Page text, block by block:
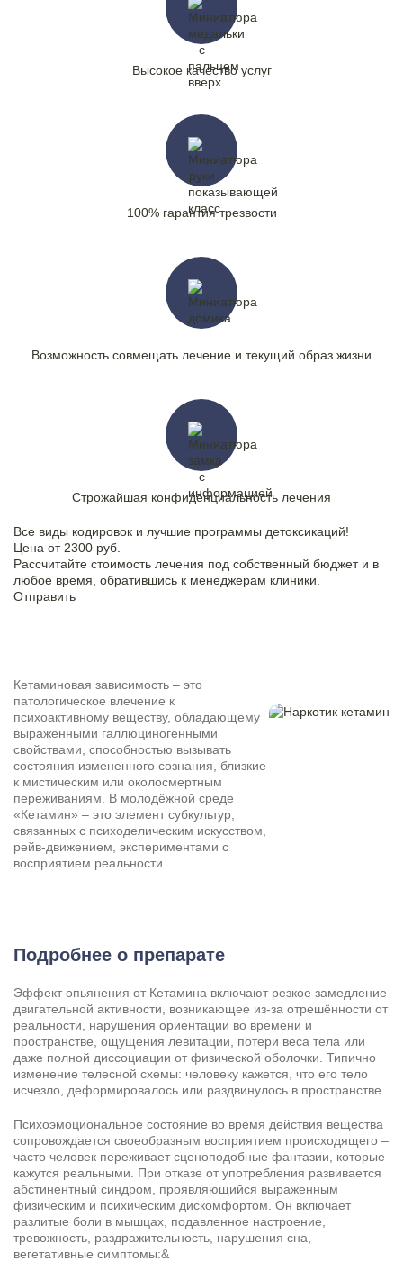
Высокое качество услуг
100% гарантия трезвости
Возможность совмещать лечение и текущий образ жизни
Строжайшая конфиденциальность лечения
Все виды кодировок и лучшие программы детоксикаций!
Цена от 2300 руб.
Рассчитайте стоимость лечения под собственный бюджет и в
любое время, обратившись к менеджерам клиники.
Отправить
Кетаминовая зависимость – это
патологическое влечение к
психоактивному веществу, обладающему
выраженными галлюциногенными
свойствами, способностью вызывать
состояния измененного сознания, близкие
к мистическим или околосмертным
переживаниям. В молодёжной среде
«Кетамин» – это элемент субкультур,
связанных с психоделическим искусством,
рейв-движением, экспериментами с
восприятием реальности.
Подробнее о препарате
Эффект опьянения от Кетамина включают резкое замедление
двигательной активности, возникающее из-за отрешённости от
реальности, нарушения ориентации во времени и
пространстве, ощущения левитации, потери веса тела или
даже полной диссоциации от физической оболочки. Типично
изменение телесной схемы: человеку кажется, что его тело
исчезло, деформировалось или раздвинулось в пространстве.
Психоэмоциональное состояние во время действия вещества
сопровождается своеобразным восприятием происходящего –
часто человек переживает сценоподобные фантазии, которые
кажутся реальными. При отказе от употребления развивается
абстинентный синдром, проявляющийся выраженным
физическим и психическим дискомфортом. Он включает
разлитые боли в мышцах, подавленное настроение,
тревожность, раздражительность, нарушения сна,
вегетативные симптомы:&